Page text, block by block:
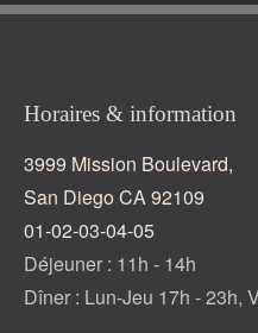
Horaires & information
3999 Mission Boulevard,
San Diego CA 92109
01-02-03-04-05
Déjeuner : 11h - 14h
Dîner : Lun-Jeu 17h - 23h,